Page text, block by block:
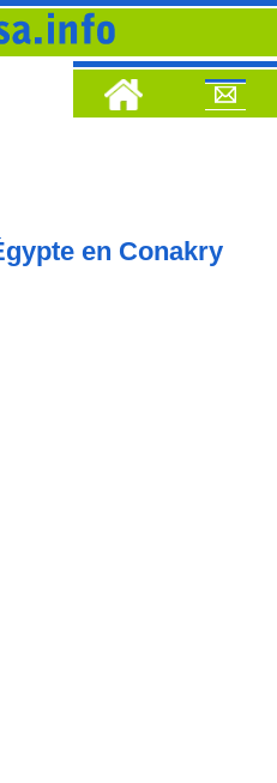
en Conakry